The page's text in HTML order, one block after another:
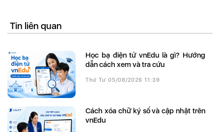
Tin liên quan
Học bạ điện tử vnEdu là gì? Hướng
dẫn cách xem và tra cứu
Thứ Tư 05/08/2026 11:39
Cách xóa chữ ký số và cập nhật trên
vnEdu